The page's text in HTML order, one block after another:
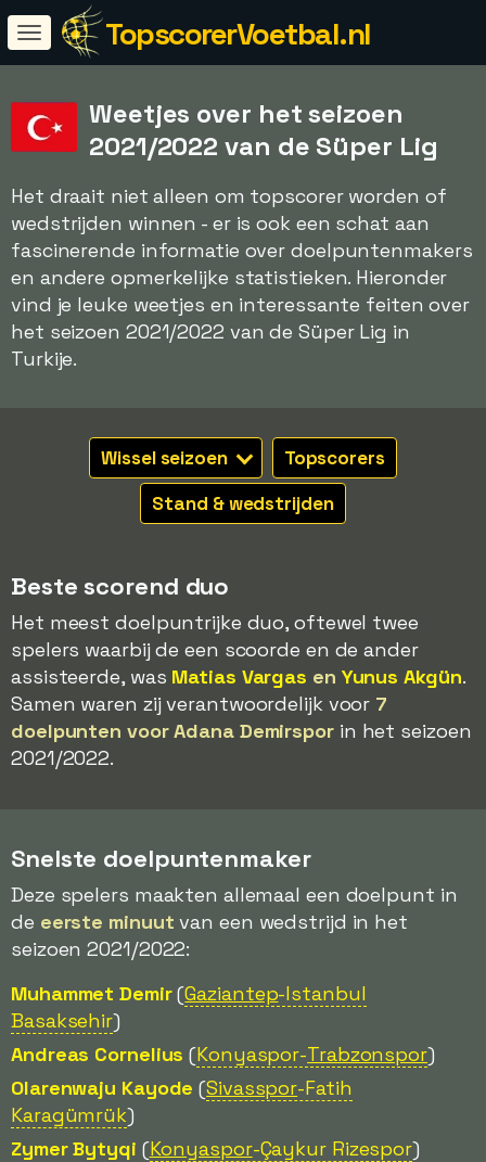
TopscorerVoetbal.nl
Weetjes over het seizoen
2021/2022 van de Süper Lig
Het draait niet alleen om topscorer worden of
wedstrijden winnen - er is ook een schat aan
fascinerende informatie over doelpuntenmakers
en andere opmerkelijke statistieken. Hieronder
vind je leuke weetjes en interessante feiten over
het seizoen 2021/2022 van de Süper Lig in
Turkije.
Wissel seizoen
Topscorers
Stand & wedstrijden
Beste scorend duo
Het meest doelpuntrijke duo, oftewel twee
spelers waarbij de een scoorde en de ander
assisteerde, was Matias Vargas en Yunus Akgün.
Samen waren zij verantwoordelijk voor 7
doelpunten voor Adana Demirsporin het seizoen
2021/2022.
Snelste doelpuntenmaker
Deze spelers maakten allemaal een doelpunt in
de eerste minuut van een wedstrijd in het
seizoen 2021/2022:
Muhammet Demir(Gaziantep-Istanbul
Basaksehir)
Andreas Cornelius (Konyaspor-Trabzonspor)
Olarenwaju Kayode (Sivasspor-Fatih
Karagümrük)
Zymer Bytyqi (Konyaspor-Çaykur Rizespor)